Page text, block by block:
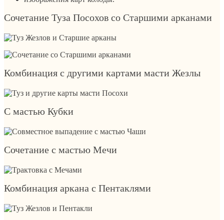
Сочетание Туза Посохов со Старшими арканами
Комбинация с другими картами масти Жезлы
С мастью Кубки
Сочетание с мастью Мечи
Комбинация аркана с Пентаклями